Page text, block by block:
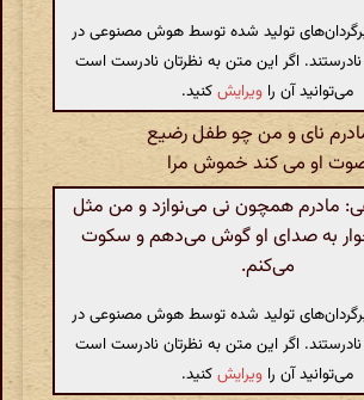
تولید شده توسط هوش مصنوعی در
نادرستند. اگر این متن به نظرتان نادرست است
می‌توانید آن را ویرایشکنید.
نای و من چو طفل رضیع
او می کند خموش مرا
مادرم همچون نی می‌نوازد و من مثل
به صدای او گوش می‌دهم و سکوت
می‌کنم.
تولید شده توسط هوش مصنوعی در
نادرستند. اگر این متن به نظرتان نادرست است
می‌توانید آن را ویرایشکنید.